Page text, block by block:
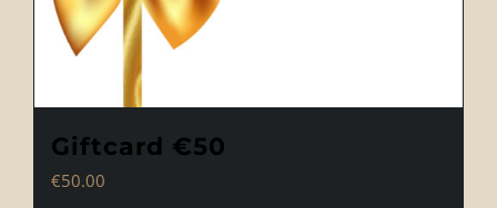
Giftcard €50
€50.00